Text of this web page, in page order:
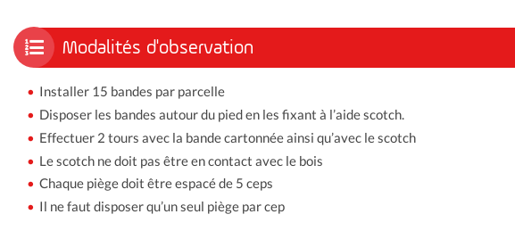
Modalités d'observation
Installer 15 bandes par parcelle
Disposer les bandes autour du pied en les fixant à l’aide scotch.
Effectuer 2 tours avec la bande cartonnée ainsi qu’avec le scotch
Le scotch ne doit pas être en contact avec le bois
Chaque piège doit être espacé de 5 ceps
Il ne faut disposer qu’un seul piège par cep